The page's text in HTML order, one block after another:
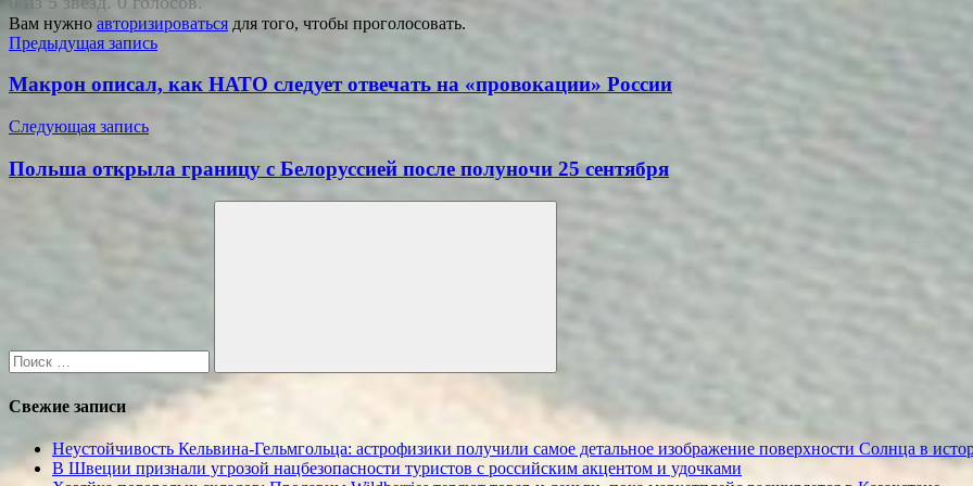
Вам нужно авторизироваться для того, чтобы проголосовать.
Навигация
по
записям
Предыдущая запись
Макрон описал, как НАТО следует отвечать на «провокации» России
Следующая запись
Польша открыла границу с Белоруссией после полуночи 25 сентября
Поиск
Свежие записи
Неустойчивость Кельвина-Гельмгольца: астрофизики получили самое детальное изображение поверхности Солнца в
В Швеции признали угрозой нацбезопасности туристов с российским акцентом и удочками